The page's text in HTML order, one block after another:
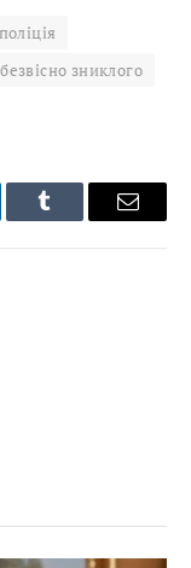
зниклого
Tumblr Email